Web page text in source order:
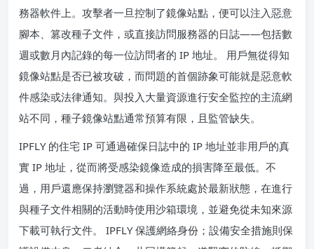
務器軟件上。攻擊者一旦控制了鏡像站點，便可以注入惡意
腳本、篡改種子文件，或直接訪問服務器的日誌——包括數
週或數月內記錄的每一位訪問者的 IP 地址。 用戶無從得知
鏡像站點是否已被攻破，而問題的首個跡象可能就是惡意軟
件感染或法律通知。與投入大量資源進行安全監控的主流網
站不同，種子鏡像站點通常預算有限，且監管缺失。
IPFLY 的住宅 IP 可通過確保日誌中的 IP 地址並非用戶的真
實 IP 地址，從而將受感染鏡像造成的損害降至最低。不
過，用戶還應保持瀏覽器和操作系統處於最新狀態，在進行
與種子文件相關的活動時使用沙箱環境，並避免從未知來源
下載可執行文件。 IPFLY 保護網絡身份；設備安全措施則保